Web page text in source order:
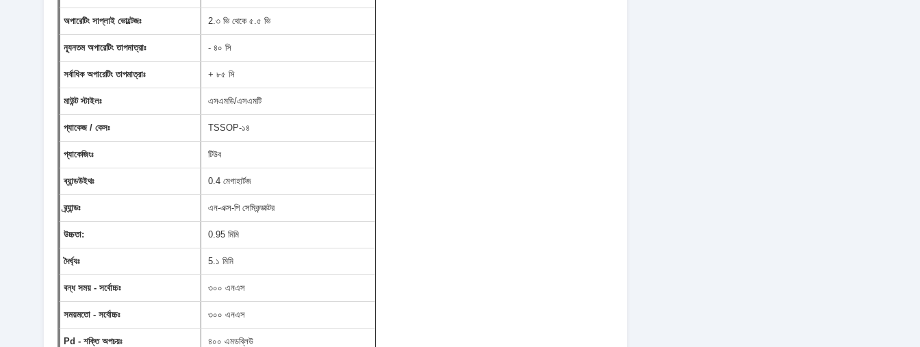
অপারেটিং সাপ্লাই ভোল্টেজঃ 2.৩ ভি থেকে ৫.৫ ভি
ন্যূনতম অপারেটিং তাপমাত্রাঃ - ৪০ সি
সর্বাধিক অপারেটিং তাপমাত্রাঃ + ৮৫ সি
মাউন্ট স্টাইলঃ এসএমডি/এসএমটি
প্যাকেজ / কেসঃ TSSOP-১৪
প্যাকেজিংঃ টিউব
ব্যান্ডউইথঃ 0.4 মেগাহার্টজ
ব্র্যান্ডঃ এন-এক্স-পি সেমিকন্ডাক্টর
উচ্চতা: 0.95 মিমি
দৈর্ঘ্যঃ 5.১ মিমি
বন্ধ সময় - সর্বোচ্চঃ ৩০০ এনএস
সময়মতো - সর্বোচ্চঃ ৩০০ এনএস
Pd - শক্তি অপচয়ঃ ৪০০ এমডব্লিউ